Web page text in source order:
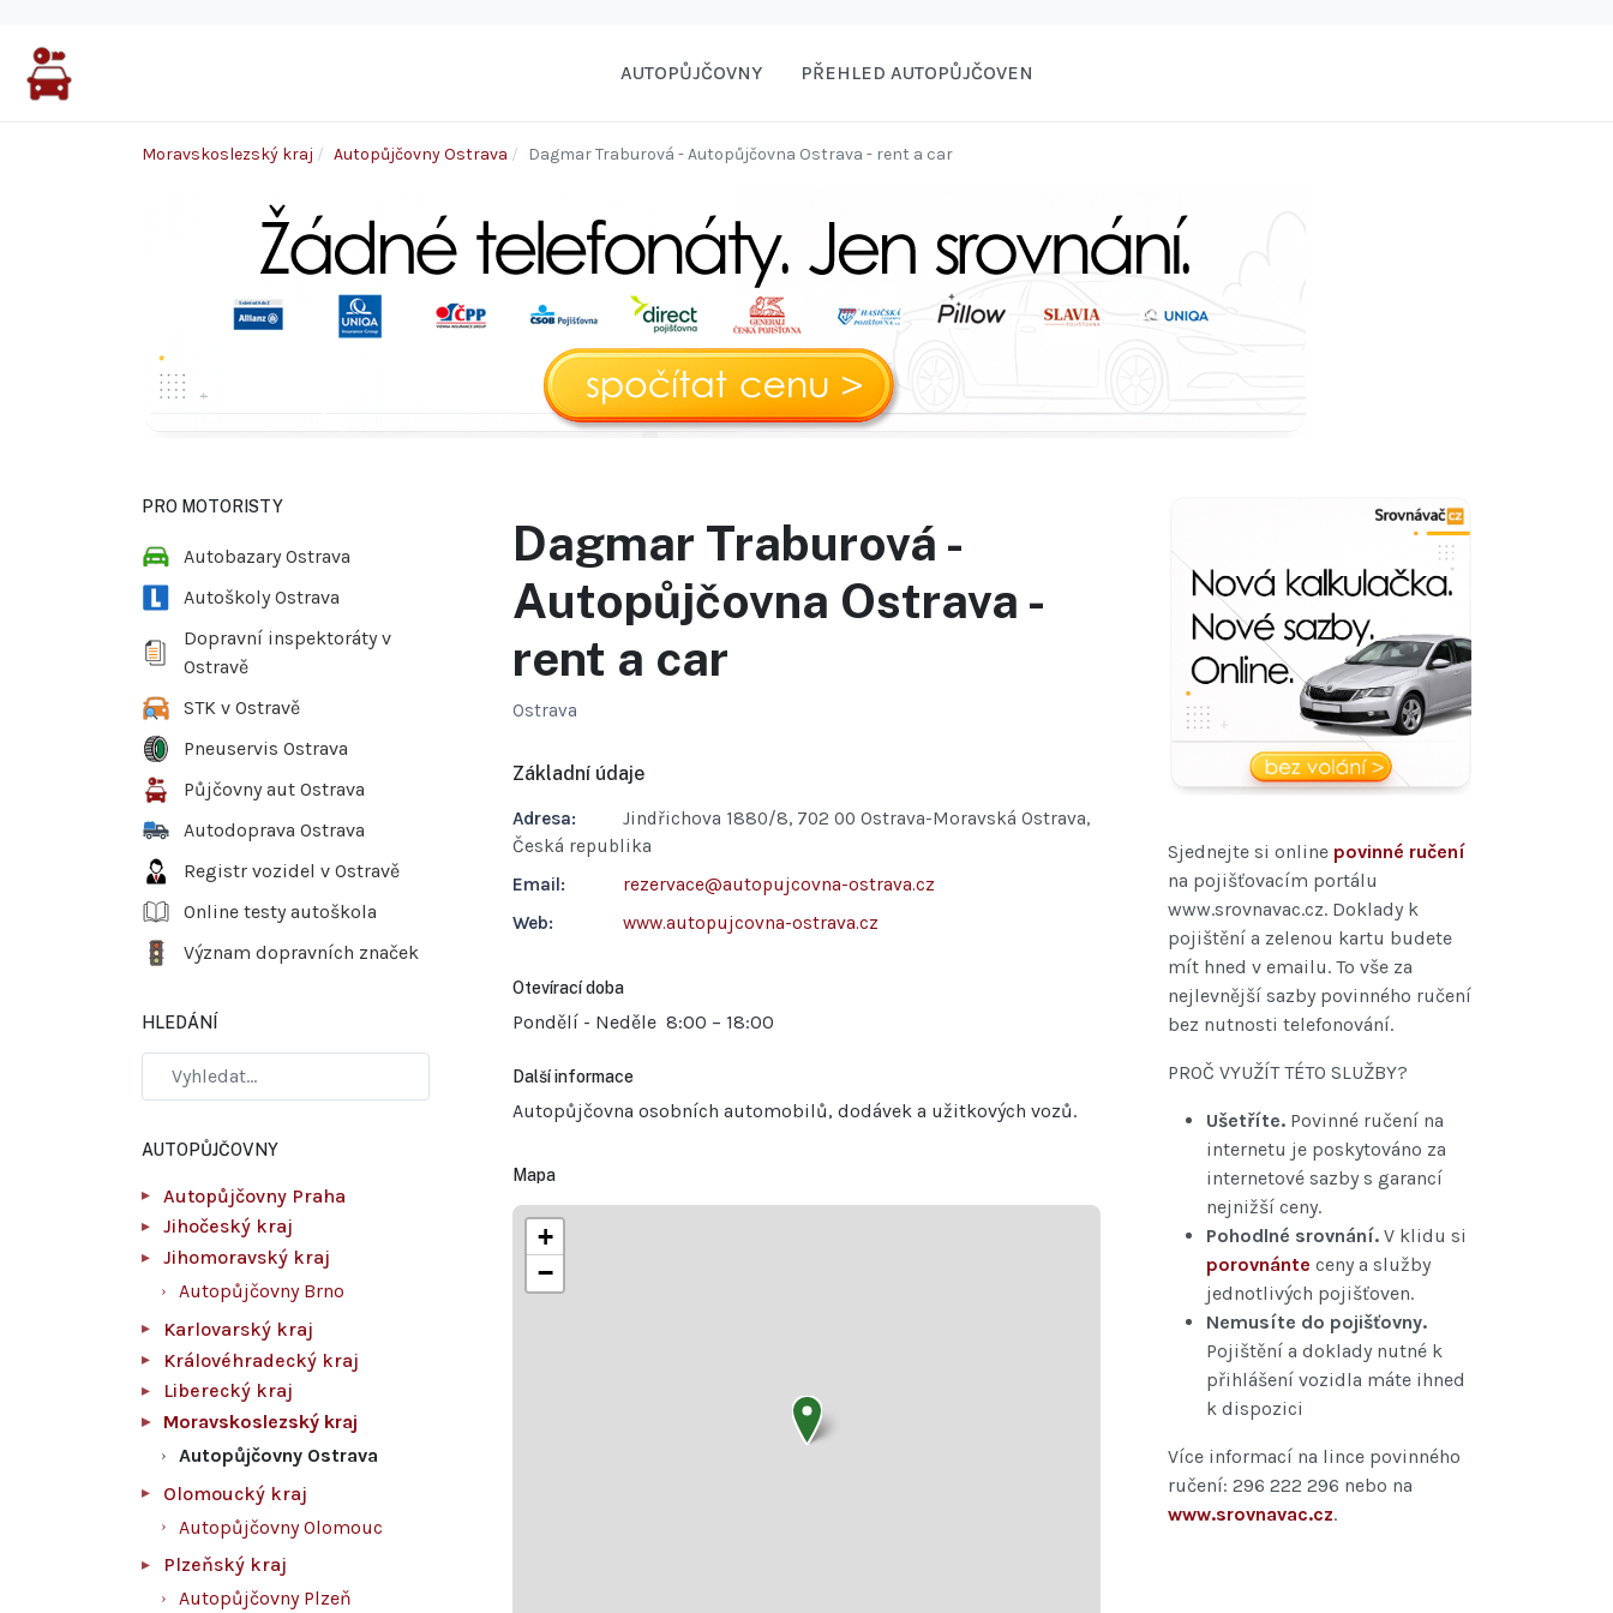
AUTOPŮJČOVNY PŘEHLED AUTOPŮJČOVEN
Moravskoslezský kraj Autopůjčovny Ostrava Dagmar Traburová - Autopůjčovna Ostrava - rent a car
Dagmar Traburová -
Autopůjčovna Ostrava -
rent a car
Ostrava
Základní údaje
Adresa:
Jindřichova 1880/8, 702 00 Ostrava-Moravská Ostrava,
Česká republika
Email:
rezervace@autopujcovna-ostrava.cz
Web:
www.autopujcovna-ostrava.cz
Otevírací doba
Pondělí - Neděle 8:00 – 18:00
Další informace
Autopůjčovna osobních automobilů, dodávek a užitkových vozů.
Mapa
+
−
PRO MOTORISTY
Autobazary Ostrava
Autoškoly Ostrava
Dopravní inspektoráty v
Ostravě
STK v Ostravě
Pneuservis Ostrava
Půjčovny aut Ostrava
Autodoprava Ostrava
Registr vozidel v Ostravě
Online testy autoškola
Význam dopravních značek
HLEDÁNÍ
AUTOPŮJČOVNY
Autopůjčovny Praha
Jihočeský kraj
Jihomoravský kraj
Autopůjčovny Brno
Karlovarský kraj
Královéhradecký kraj
Liberecký kraj
Moravskoslezský kraj
Autopůjčovny Ostrava
Olomoucký kraj
Autopůjčovny Olomouc
Plzeňský kraj
Autopůjčovny Plzeň
Sjednejte si online povinné ručení
na pojišťovacím portálu
www.srovnavac.cz. Doklady k
pojištění a zelenou kartu budete
mít hned v emailu. To vše za
nejlevnější sazby povinného ručení
bez nutnosti telefonování.
PROČ VYUŽÍT TÉTO SLUŽBY?
Ušetříte. Povinné ručení na
internetu je poskytováno za
internetové sazby s garancí
nejnižší ceny.
Pohodlné srovnání. V klidu si
porovnánte ceny a služby
jednotlivých pojišťoven.
Nemusíte do pojišťovny.
Pojištění a doklady nutné k
přihlášení vozidla máte ihned
k dispozici
Více informací na lince povinného
ručení: 296 222 296 nebo na
www.srovnavac.cz.